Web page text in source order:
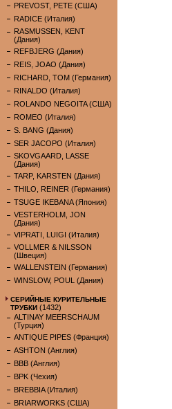
PREVOST, PETE (США)
RADICE (Италия)
RASMUSSEN, KENT
(Дания)
REFBJERG (Дания)
REIS, JOAO (Дания)
RICHARD, TOM (Германия)
RINALDO (Италия)
ROLANDO NEGOITA (США)
ROMEO (Италия)
S. BANG (Дания)
SER JACOPO (Италия)
SKOVGAARD, LASSE
(Дания)
TARP, KARSTEN (Дания)
THILO, REINER (Германия)
TSUGE IKEBANA (Япония)
VESTERHOLM, JON
(Дания)
VIPRATI, LUIGI (Италия)
VOLLMER & NILSSON
(Швеция)
WALLENSTEIN (Германия)
WINSLOW, POUL (Дания)
СЕРИЙНЫЕ КУРИТЕЛЬНЫЕ
ТРУБКИ (1432)
ALTINAY MEERSCHAUM
(Турция)
ANTIQUE PIPES (Франция)
ASHTON (Англия)
BBB (Англия)
BPK (Чехия)
BREBBIA (Италия)
BRIARWORKS (США)